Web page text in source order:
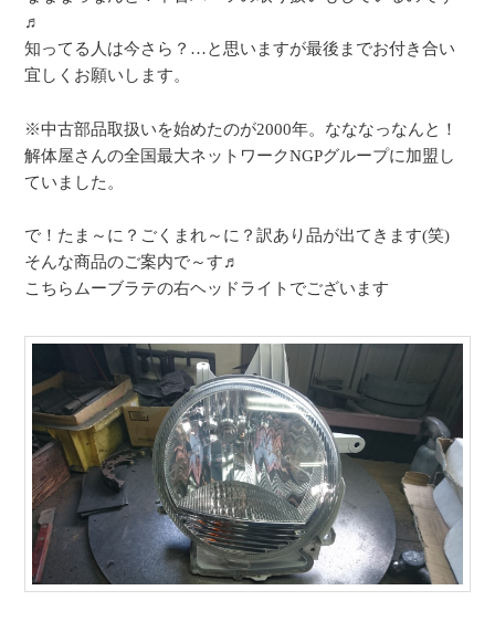
♬
知ってる人は今さら？…と思いますが最後までお付き合い
宜しくお願いします。
※中古部品取扱いを始めたのが2000年。なななっなんと！
解体屋さんの全国最大ネットワークNGPグループに加盟し
ていました。
で！たま～に？ごくまれ～に？訳あり品が出てきます(笑)
そんな商品のご案内で～す♬
こちらムーブラテの右ヘッドライトでございます